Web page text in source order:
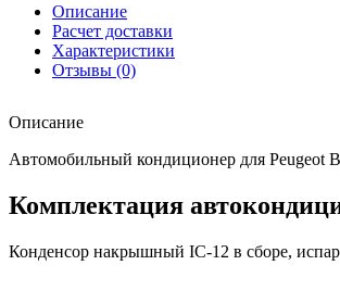
Описание
Расчет доставки
Характеристики
Отзывы (0)
Описание
Автомобильный кондиционер для Peugeot
Комплектация
Конденсор накрышный IC-12 в сборе,